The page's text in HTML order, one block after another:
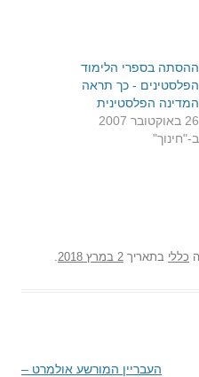
ההסתה בספרי הלימוד
הפלסטינים - כך תראה
המדינה הפלסטינית
26 באוקטובר 2007
ב-"חינוך"
כללי בתאריך 2 במרץ 2018
העבריין המורשע אולמרט –